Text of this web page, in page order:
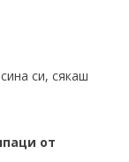
си, сякаш
от